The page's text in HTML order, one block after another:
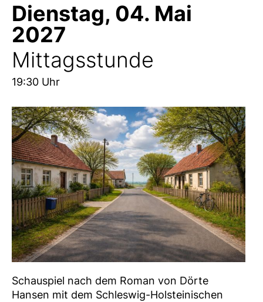
Dienstag, 04. Mai
2027
Mittagsstunde
19:30 Uhr
Schauspiel nach dem Roman von Dörte
Hansen mit dem Schleswig-Holsteinischen